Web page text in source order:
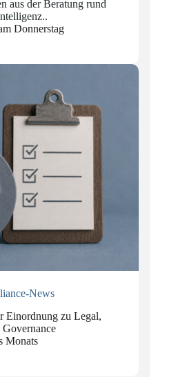
Entwicklungen, Trends
aus der Beratung rund
.
Donnerstag
Einordnung zu Legal,